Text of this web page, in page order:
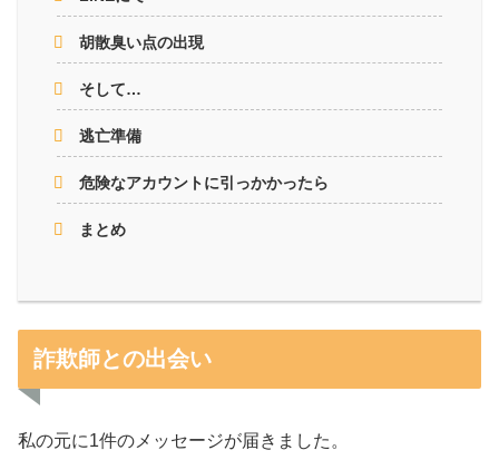
胡散臭い点の出現
そして…
逃亡準備
危険なアカウントに引っかかったら
まとめ
詐欺師との出会い
私の元に1件のメッセージが届きました。